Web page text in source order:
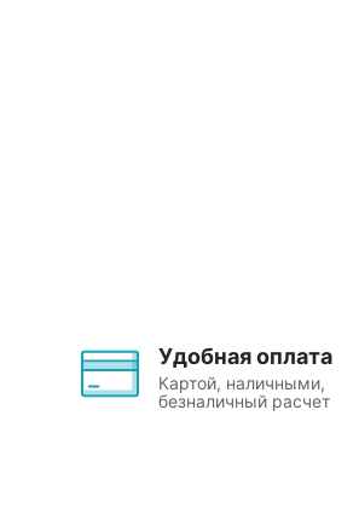
Удобная оплата
Картой, наличными,
безналичный расчет